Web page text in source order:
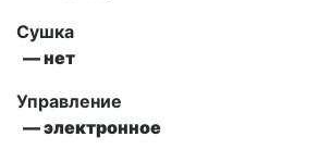
Сушка
— нет
Управление
— электронное